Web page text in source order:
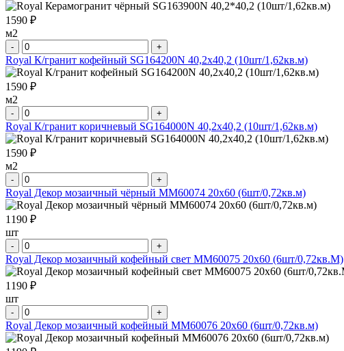
1590 ₽
м2
- +
Royal К/гранит кофейный SG164200N 40,2х40,2 (10шт/1,62кв.м)
1590 ₽
м2
- +
Royal К/гранит коричневый SG164000N 40,2х40,2 (10шт/1,62кв.м)
1590 ₽
м2
- +
Royal Декор мозаичный чёрный MM60074 20х60 (6шт/0,72кв.м)
1190 ₽
шт
- +
Royal Декор мозаичный кофейный свет MM60075 20х60 (6шт/0,72кв.М)
1190 ₽
шт
- +
Royal Декор мозаичный кофейный MM60076 20х60 (6шт/0,72кв.м)